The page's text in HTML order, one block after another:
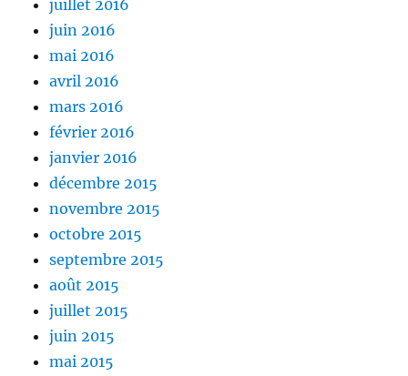
juillet 2016
juin 2016
mai 2016
avril 2016
mars 2016
février 2016
janvier 2016
décembre 2015
novembre 2015
octobre 2015
septembre 2015
août 2015
juillet 2015
juin 2015
mai 2015